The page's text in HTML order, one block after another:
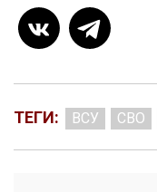
ТЕГИ: ВСУ СВО